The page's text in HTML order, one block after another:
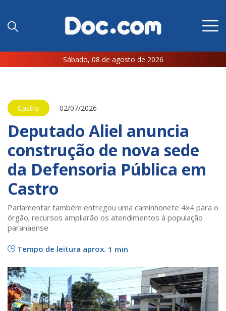
Sábado, 08 de agosto de 2026
Castro 02/07/2026
Deputado Aliel anuncia
construção de nova sede
da Defensoria Pública em
Castro
Parlamentar também entregou uma caminhonete 4x4 para o
órgão; recursos ampliarão os atendimentos à população
paranaense
Tempo de leitura aprox. 1 min